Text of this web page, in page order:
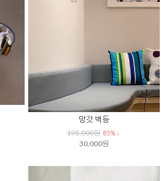
망갓 벽등
195,000원 85% ↓
30,000원